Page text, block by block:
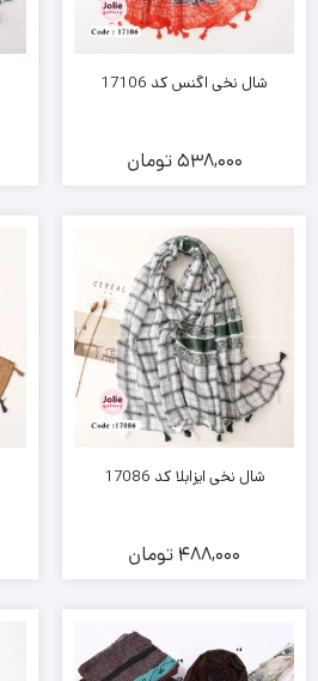
شال نخی اگنس کد 17106
538,000تومان
شال نخی ایزابلا کد 17086
488,000 تومان